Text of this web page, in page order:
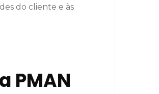
do cliente e às
PMAN